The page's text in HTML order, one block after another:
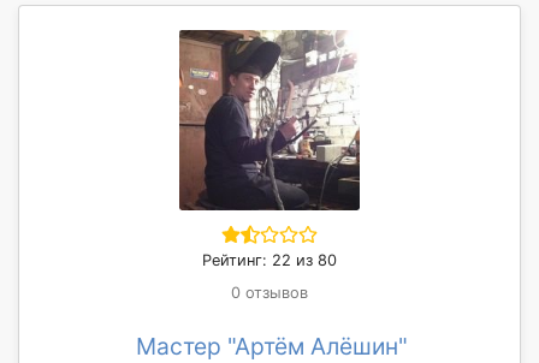
Рейтинг: 22 из 80
0 отзывов
Мастер "Артём Алёшин"